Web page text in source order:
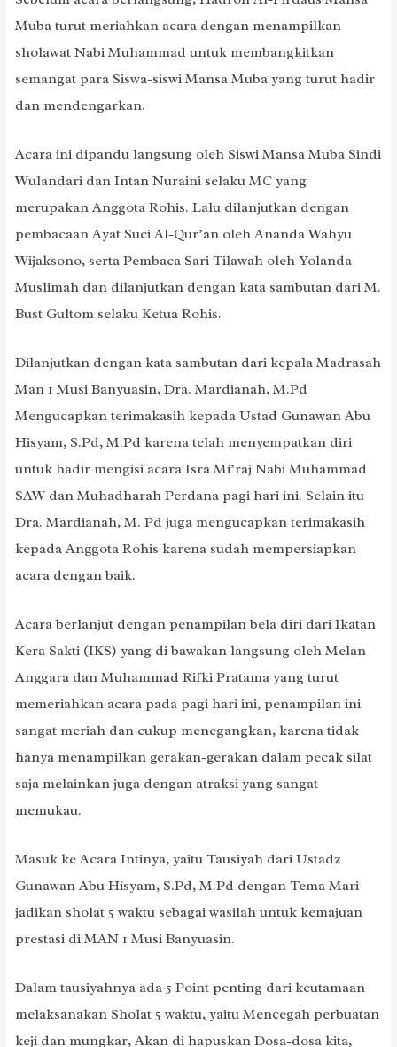
Muba turut meriahkan acara dengan menampilkan
sholawat Nabi Muhammad untuk membangkitkan
semangat para Siswa-siswi Mansa Muba yang turut hadir
dan mendengarkan.
Acara ini dipandu langsung oleh Siswi Mansa Muba Sindi
Wulandari dan Intan Nuraini selaku MC yang
merupakan Anggota Rohis. Lalu dilanjutkan dengan
pembacaan Ayat Suci Al-Qur’an oleh Ananda Wahyu
Wijaksono, serta Pembaca Sari Tilawah oleh Yolanda
Muslimah dan dilanjutkan dengan kata sambutan dari M.
Bust Gultom selaku Ketua Rohis.
Dilanjutkan dengan kata sambutan dari kepala Madrasah
Man 1 Musi Banyuasin, Dra. Mardianah, M.Pd
Mengucapkan terimakasih kepada Ustad Gunawan Abu
Hisyam, S.Pd, M.Pd karena telah menyempatkan diri
untuk hadir mengisi acara Isra Mi’raj Nabi Muhammad
SAW dan Muhadharah Perdana pagi hari ini. Selain itu
Dra. Mardianah, M. Pd juga mengucapkan terimakasih
kepada Anggota Rohis karena sudah mempersiapkan
acara dengan baik.
Acara berlanjut dengan penampilan bela diri dari Ikatan
Kera Sakti (IKS) yang di bawakan langsung oleh Melan
Anggara dan Muhammad Rifki Pratama yang turut
memeriahkan acara pada pagi hari ini, penampilan ini
sangat meriah dan cukup menegangkan, karena tidak
hanya menampilkan gerakan-gerakan dalam pecak silat
saja melainkan juga dengan atraksi yang sangat
memukau.
Masuk ke Acara Intinya, yaitu Tausiyah dari Ustadz
Gunawan Abu Hisyam, S.Pd, M.Pd dengan Tema Mari
jadikan sholat 5 waktu sebagai wasilah untuk kemajuan
prestasi di MAN 1 Musi Banyuasin.
Dalam tausiyahnya ada 5 Point penting dari keutamaan
melaksanakan Sholat 5 waktu, yaitu Mencegah perbuatan
keji dan mungkar, Akan di hapuskan Dosa-dosa kita,